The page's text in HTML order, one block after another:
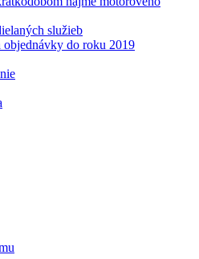
služieb
do roku 2019